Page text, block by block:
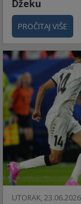
Džeku
PROČITAJ VIŠE
UTORAK,